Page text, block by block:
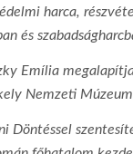
harca,
és
Emília
Nemzeti
Döntéssel
1/800
Canon EOS 100D